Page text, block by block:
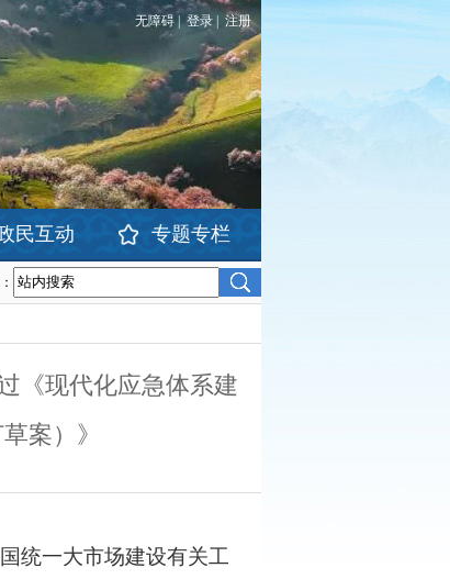
无障碍 | 登录 注册
民互动 专题专栏
《现代化应急体系建
案）》
统一大市场建设有关工